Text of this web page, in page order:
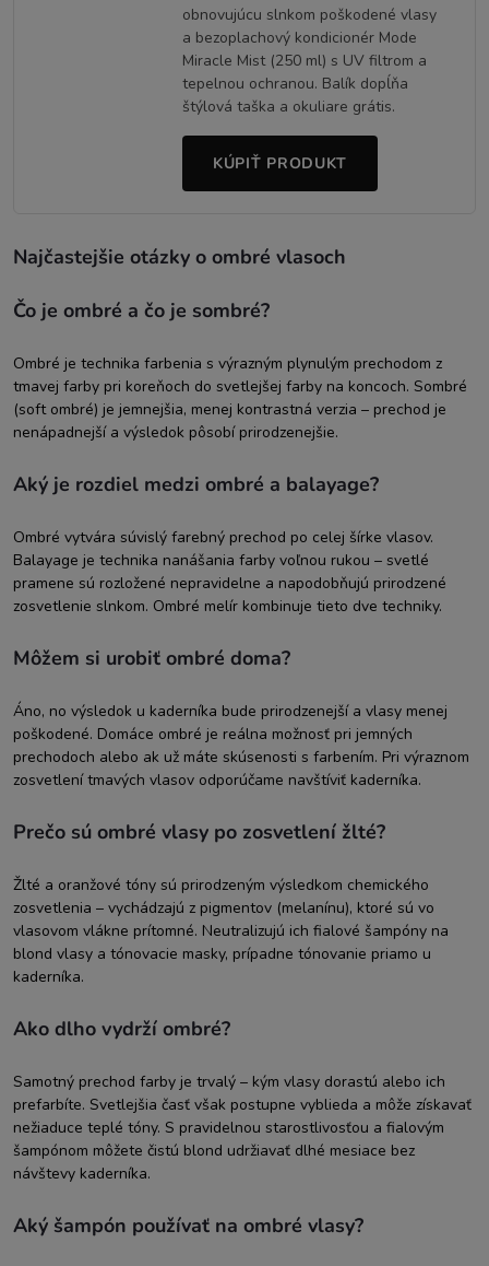
obnovujúcu slnkom poškodené vlasy
a bezoplachový kondicionér Mode
Miracle Mist (250 ml) s UV filtrom a
tepelnou ochranou. Balík dopĺňa
štýlová taška a okuliare grátis.
KÚPIŤ PRODUKT
Najčastejšie otázky o ombré vlasoch
Čo je ombré a čo je sombré?
Ombré je technika farbenia s výrazným plynulým prechodom z
tmavej farby pri koreňoch do svetlejšej farby na koncoch. Sombré
(soft ombré) je jemnejšia, menej kontrastná verzia – prechod je
nenápadnejší a výsledok pôsobí prirodzenejšie.
Aký je rozdiel medzi ombré a balayage?
Ombré vytvára súvislý farebný prechod po celej šírke vlasov.
Balayage je technika nanášania farby voľnou rukou – svetlé
pramene sú rozložené nepravidelne a napodobňujú prirodzené
zosvetlenie slnkom. Ombré melír kombinuje tieto dve techniky.
Môžem si urobiť ombré doma?
Áno, no výsledok u kaderníka bude prirodzenejší a vlasy menej
poškodené. Domáce ombré je reálna možnosť pri jemných
prechodoch alebo ak už máte skúsenosti s farbením. Pri výraznom
zosvetlení tmavých vlasov odporúčame navštíviť kaderníka.
Prečo sú ombré vlasy po zosvetlení žlté?
Žlté a oranžové tóny sú prirodzeným výsledkom chemického
zosvetlenia – vychádzajú z pigmentov (melanínu), ktoré sú vo
vlasovom vlákne prítomné. Neutralizujú ich fialové šampóny na
blond vlasy a tónovacie masky, prípadne tónovanie priamo u
kaderníka.
Ako dlho vydrží ombré?
Samotný prechod farby je trvalý – kým vlasy dorastú alebo ich
prefarbíte. Svetlejšia časť však postupne vyblieda a môže získavať
nežiaduce teplé tóny. S pravidelnou starostlivosťou a fialovým
šampónom môžete čistú blond udržiavať dlhé mesiace bez
návštevy kaderníka.
Aký šampón používať na ombré vlasy?